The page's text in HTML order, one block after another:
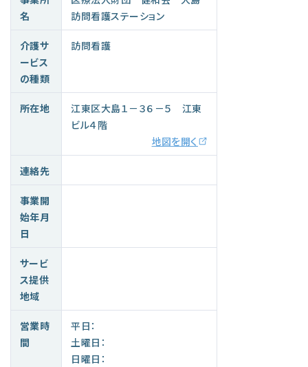
名
訪問看護ステーション
介護サ
ービス
の種類
訪問看護
所在地
江東区大島１－３６－５ 江東
ビル４階
地図を開く
連絡先
事業開
始年月
日
サービ
ス提供
地域
営業時
間
平日：
土曜日：
日曜日：